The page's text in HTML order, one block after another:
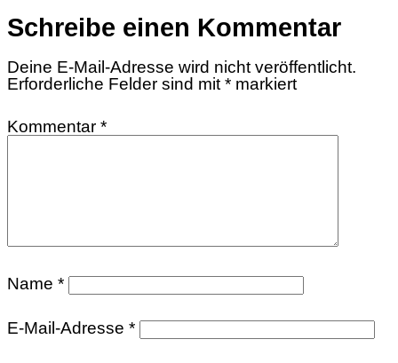
Schreibe einen Kommentar
Deine E-Mail-Adresse wird nicht veröffentlicht.
Erforderliche Felder sind mit * markiert
Kommentar *
Name *
E-Mail-Adresse *